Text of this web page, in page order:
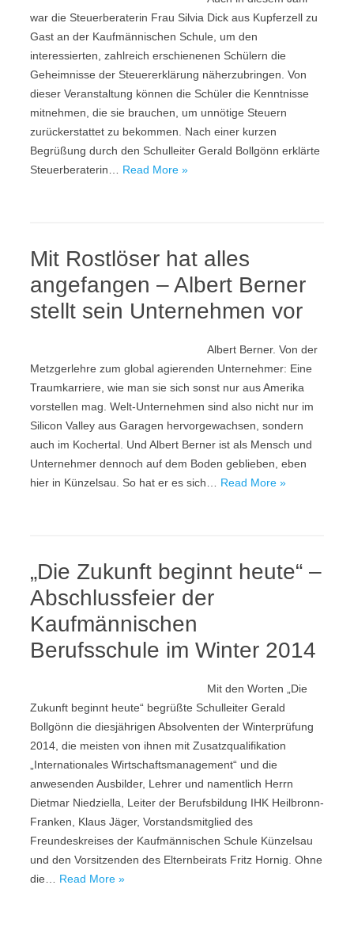
war die Steuerberaterin Frau Silvia Dick aus Kupferzell zu
Gast an der Kaufmännischen Schule, um den
interessierten, zahlreich erschienenen Schülern die
Geheimnisse der Steuererklärung näherzubringen. Von
dieser Veranstaltung können die Schüler die Kenntnisse
mitnehmen, die sie brauchen, um unnötige Steuern
zurückerstattet zu bekommen. Nach einer kurzen
Begrüßung durch den Schulleiter Gerald Bollgönn erklärte
Steuerberaterin… Read More »
Mit Rostlöser hat alles
angefangen – Albert Berner
stellt sein Unternehmen vor
Albert Berner. Von der
Metzgerlehre zum global agierenden Unternehmer: Eine
Traumkarriere, wie man sie sich sonst nur aus Amerika
vorstellen mag. Welt-Unternehmen sind also nicht nur im
Silicon Valley aus Garagen hervorgewachsen, sondern
auch im Kochertal. Und Albert Berner ist als Mensch und
Unternehmer dennoch auf dem Boden geblieben, eben
hier in Künzelsau. So hat er es sich… Read More »
„Die Zukunft beginnt heute“ –
Abschlussfeier der
Kaufmännischen
Berufsschule im Winter 2014
Mit den Worten „Die
Zukunft beginnt heute“ begrüßte Schulleiter Gerald
Bollgönn die diesjährigen Absolventen der Winterprüfung
2014, die meisten von ihnen mit Zusatzqualifikation
„Internationales Wirtschaftsmanagement“ und die
anwesenden Ausbilder, Lehrer und namentlich Herrn
Dietmar Niedziella, Leiter der Berufsbildung IHK Heilbronn-
Franken, Klaus Jäger, Vorstandsmitglied des
Freundeskreises der Kaufmännischen Schule Künzelsau
und den Vorsitzenden des Elternbeirats Fritz Hornig. Ohne
die… Read More »